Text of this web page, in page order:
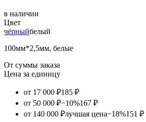
в наличии
Цвет
чёрныйбелый
100мм*2,5мм, белые
От суммы заказа
Цена за единицу
от 17 000 ₽185 ₽
от 50 000 ₽−10%167 ₽
от 140 000 ₽лучшая цена−18%151 ₽